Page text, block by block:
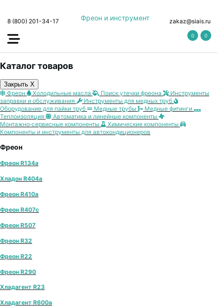
Фреон и инструмент
8 (800) 201-34-17 zakaz@siais.ru
0 0
Каталог товаров
Закрыть X
Фреон
Холодильные масла Поиск утечки фреона
Инструменты
заправки и обслуживания
Инструменты для медных труб
Оборудование для пайки труб
Медные трубы
Медные фитинги
Теплоизоляция
Автоматика и линейные компоненты
Монтажно‑сервисные компоненты
Химические компоненты
Компоненты и инструменты для автокондиционеров
Фреон
Фреон R134a
Хладон R404a
Фреон R410a
Фреон R407с
Фреон R507
Фреон R32
Фреон R22
Фреон R290
Хладагент R23
Хладагент R600a